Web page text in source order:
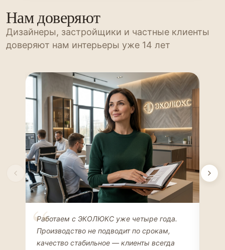
Нам доверяют
Дизайнеры, застройщики и частные клиенты
доверяют нам интерьеры уже 14 лет
Елена Соколова
ДИЗАЙНЕР ИНТЕРЬЕРОВ
Работаем с ЭКОЛЮКС уже четыре года.
Производство не подводит по срокам,
качество стабильное — клиенты всегда